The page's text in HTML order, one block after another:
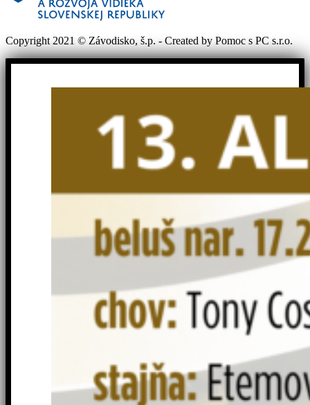
Copyright 2021 © Závodisko, š.p. - Created by Pomoc s PC s.r.o.